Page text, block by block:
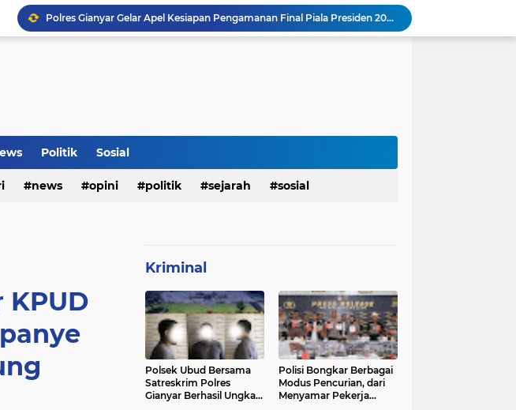
Inilah Tampilan Baru Rumah Bapak Sirajudi Setelah Direnovasi
Personel Satgas TMMD 129 Kodim 0904/Paser Bongkar Rumah milik Bapak Harim
Babinsa Hadir di Posyandu Cenderawasih, Wujud Sinergi TNI Dukung Kesehatan Masyarakat
Politik Sosial
news opini politik sejarah sosial
Kriminal
Polsek Ubud Bersama
Satreskrim Polres
Gianyar Berhasil Ungkap
Polisi Bongkar Berbagai
Modus Pencurian, dari
Menyamar Pekerja